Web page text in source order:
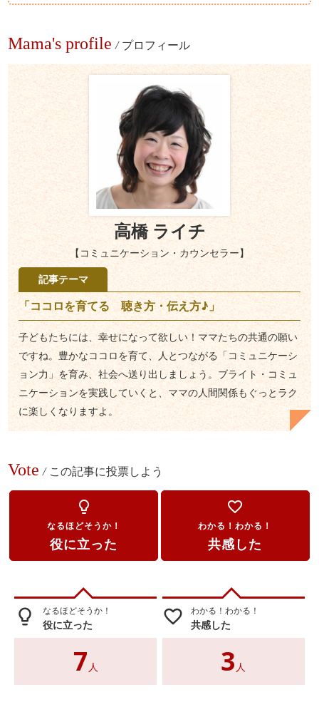
Mama's profile / プロフィール
高橋 ライチ
【コミュニケーション・カウンセラー】
記事テーマ
「ココロを育てる 聴き方・伝え方♪」
子どもたちには、幸せになって欲しい！ママたちの共通の願い
ですね。豊かなココロを育て、人とつながる「コミュニケーシ
ョン力」を育み、社会へ送り出しましょう。ブライト・コミュ
ニケーションを実践していくと、ママの人間関係もぐっとラク
に楽しくなりますよ。
Vote / この記事に投票しよう
lightbulb_outline
なるほどそうか！
役に立った
favorite_border
わかる！わかる！
共感した
lightbulb_outline なるほどそうか！
役に立った
7 人
favorite_border わかる！わかる！
共感した
3 人